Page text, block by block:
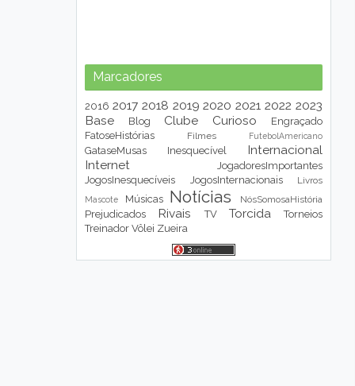
Marcadores
2016 2017 2018 2019 2020 2021 2022 2023
Base
Blog Clube Curioso
Engraçado
FatoseHistórias
Filmes FutebolAmericano
GataseMusas Inesquecível
Internacional
Internet
JogadoresImportantes
JogosInesquecíveis
JogosInternacionais Livros
Mascote Músicas Notícias NósSomosaHistória
Prejudicados Rivais TV Torcida
Torneios
Treinador Vôlei Zueira